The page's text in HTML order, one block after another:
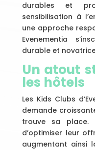
durables et
sensibilisation à
une approche
Evenementia
durable et
Un atout
les hôtels
Les Kids Clubs
demande
trouve sa place.
d’optimiser leur
augmentant ainsi